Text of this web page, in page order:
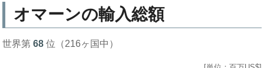
オマーンの輸入総額
世界第68 位（216ヶ国中）